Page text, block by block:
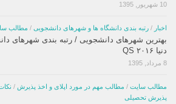
10 شهریور, 1395
اخبار / رتبه بندی دانشگاه ها و شهرهای دانشجویی / مطالب
بهترین شهرهای دانشجویی / رتبه بندی شهرهای
دنیا ۲۰۱۶ QS
8 مرداد, 1395
مطالب سایت / مطالب مهم در مورد اپلای و اخذ پذیرش /
پذیرش تحصیلی